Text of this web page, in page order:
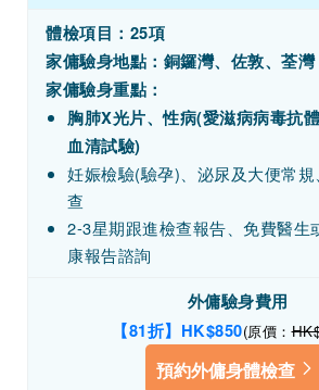
體檢項目：25項
家傭驗身地點：銅鑼灣、佐敦、荃灣
家傭驗身重點：
胸肺X光片、性病(愛滋病病毒抗
血清試驗)
妊娠檢驗(驗孕)、泌尿及大便常
查
2-3星期跟進檢查報告、免費醫生
康報告諮詢
外傭驗身費用
【81折】HK$850(原價：
預約外傭身體檢查